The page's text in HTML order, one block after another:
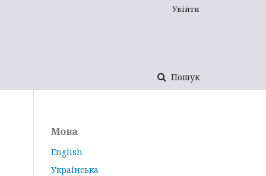
Пошук
Увійти
Мова
English
Українська